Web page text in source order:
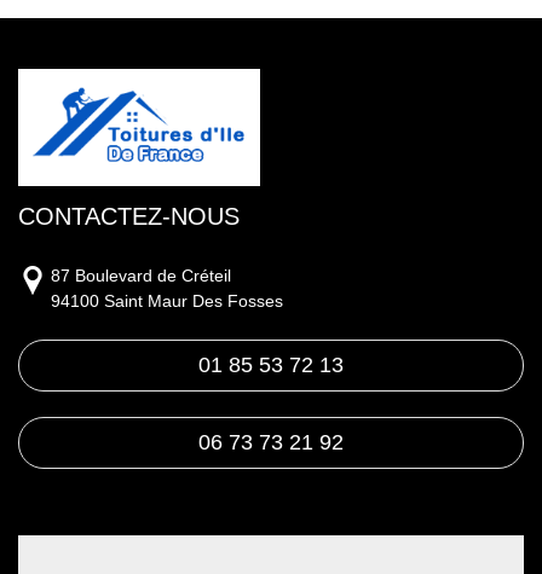
CONTACTEZ-NOUS
87 Boulevard de Créteil
94100 Saint Maur Des Fosses
01 85 53 72 13
06 73 73 21 92